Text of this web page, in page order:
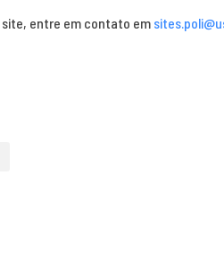
entre em contato em